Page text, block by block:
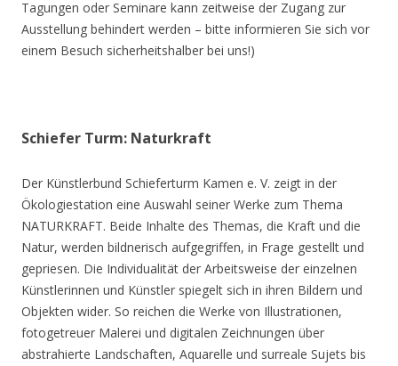
Tagungen oder Seminare kann zeitweise der Zugang zur
Ausstellung behindert werden – bitte informieren Sie sich vor
einem Besuch sicherheitshalber bei uns!)
Schiefer Turm: Naturkraft
Der Künstlerbund Schieferturm Kamen e. V. zeigt in der
Ökologiestation eine Auswahl seiner Werke zum Thema
NATURKRAFT. Beide Inhalte des Themas, die Kraft und die
Natur, werden bildnerisch aufgegriffen, in Frage gestellt und
gepriesen. Die Individualität der Arbeitsweise der einzelnen
Künstlerinnen und Künstler spiegelt sich in ihren Bildern und
Objekten wider. So reichen die Werke von Illustrationen,
fotogetreuer Malerei und digitalen Zeichnungen über
abstrahierte Landschaften, Aquarelle und surreale Sujets bis